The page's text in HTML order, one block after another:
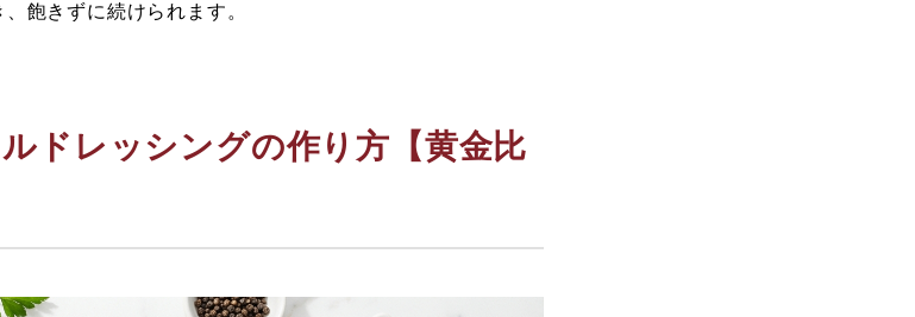
飽きずに続けられます。
ドレッシングの作り方【黄金比